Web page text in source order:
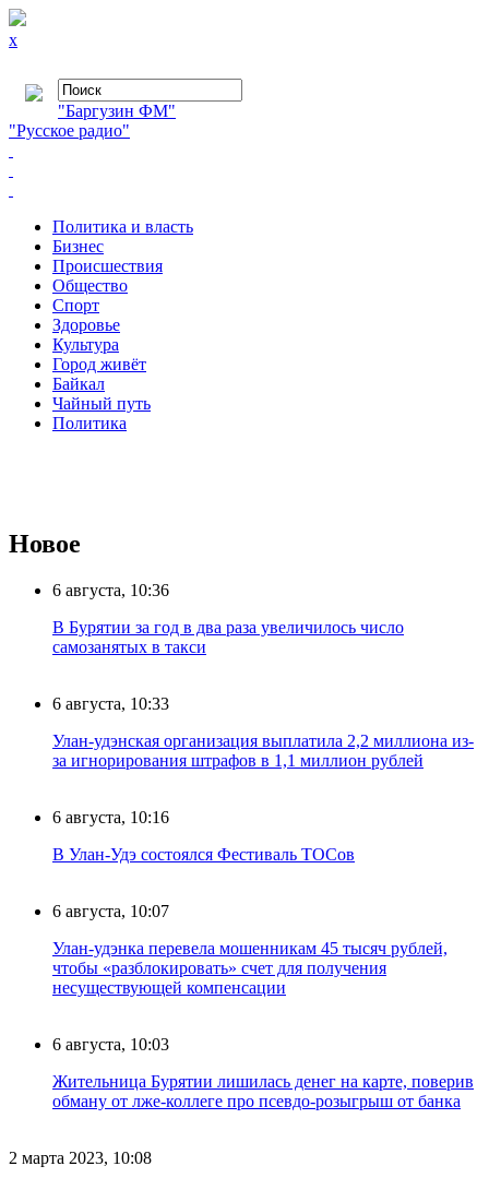
x
"Баргузин ФМ"
"Русское радио"
Политика и власть
Бизнес
Происшествия
Общество
Cпорт
Здоровье
Культура
Город живёт
Байкал
Чайный путь
Политика
Новое
6 августа, 10:36
В Бурятии за год в два раза увеличилось число
самозанятых в такси
6 августа, 10:33
Улан-удэнская организация выплатила 2,2 миллиона из-
за игнорирования штрафов в 1,1 миллион рублей
6 августа, 10:16
В Улан-Удэ состоялся Фестиваль ТОСов
6 августа, 10:07
Улан-удэнка перевела мошенникам 45 тысяч рублей,
чтобы «разблокировать» счет для получения
несуществующей компенсации
6 августа, 10:03
Жительница Бурятии лишилась денег на карте, поверив
обману от лже-коллеге про псевдо-розыгрыш от банка
2 марта 2023, 10:08